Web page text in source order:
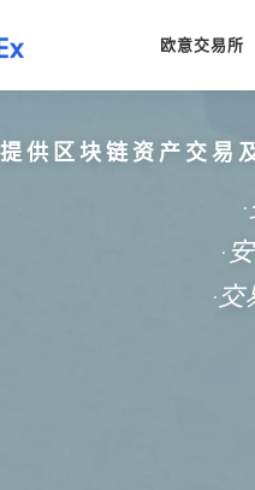
欧意交易所
供区块链资产交易
·
·